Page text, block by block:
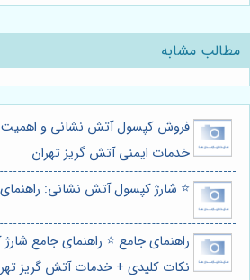
مطالب مشابه
فروش کپسول آتش نشانی و اهمیت
خدمات ایمنی آتش گریز تهران
⭐️ شارژ کپسول آتش نشانی:
راهنمای جامع ⭐️ راهنمای جامع
نکات کلیدی + خدمات آتش گریز